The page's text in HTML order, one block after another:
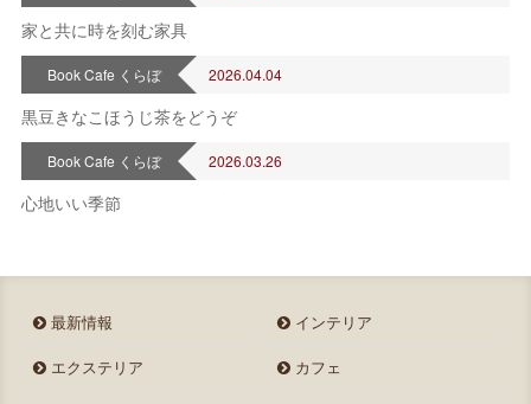
家と共に時を刻む家具
Book Cafe くらぼ 2026.04.04
黒豆きなこほうじ茶をどうぞ
Book Cafe くらぼ 2026.03.26
心地いい季節
最新情報
インテリア
エクステリア
カフェ